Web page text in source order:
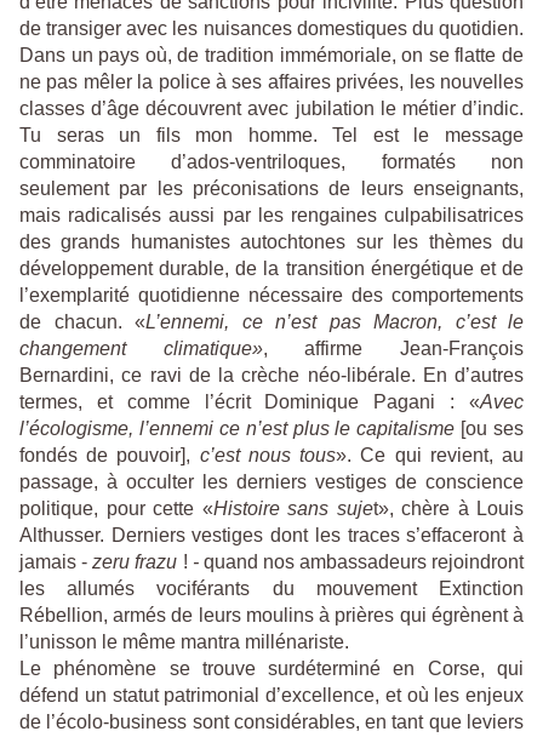
de transiger avec les nuisances domestiques du quotidien.
Dans un pays où, de tradition immémoriale, on se flatte de
ne pas mêler la police à ses affaires privées, les nouvelles
classes d’âge découvrent avec jubilation le métier d’indic.
Tu seras un fils mon homme. Tel est le message
comminatoire d’ados-ventriloques, formatés non
seulement par les préconisations de leurs enseignants,
mais radicalisés aussi par les rengaines culpabilisatrices
des grands humanistes autochtones sur les thèmes du
développement durable, de la transition énergétique et de
l’exemplarité quotidienne nécessaire des comportements
de chacun. «L’ennemi, ce n’est pas Macron, c’est le
changement climatique», affirme Jean-François
Bernardini, ce ravi de la crèche néo-libérale. En d’autres
termes, et comme l’écrit Dominique Pagani : «Avec
l’écologisme, l’ennemi ce n’est plus le capitalisme [ou ses
fondés de pouvoir], c’est nous tous». Ce qui revient, au
passage, à occulter les derniers vestiges de conscience
politique, pour cette «Histoire sans sujet», chère à Louis
Althusser. Derniers vestiges dont les traces s’effaceront à
jamais - zeru frazu ! - quand nos ambassadeurs rejoindront
les allumés vociférants du mouvement Extinction
Rébellion, armés de leurs moulins à prières qui égrènent à
l’unisson le même mantra millénariste.
Le phénomène se trouve surdéterminé en Corse, qui
défend un statut patrimonial d’excellence, et où les enjeux
de l’écolo-business sont considérables, en tant que leviers